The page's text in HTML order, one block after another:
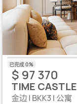
$ 97 370
TIME CASTLE
金边 | BKK3 | 公寓